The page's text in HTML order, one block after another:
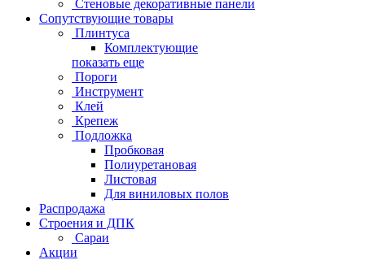
Стеновые декоративные панели
Сопутствующие товары
Плинтуса
Комплектующие
показать еще
Пороги
Инструмент
Клей
Крепеж
Подложка
Пробковая
Полиуретановая
Листовая
Для виниловых полов
Распродажа
Строения и ДПК
Сараи
Акции